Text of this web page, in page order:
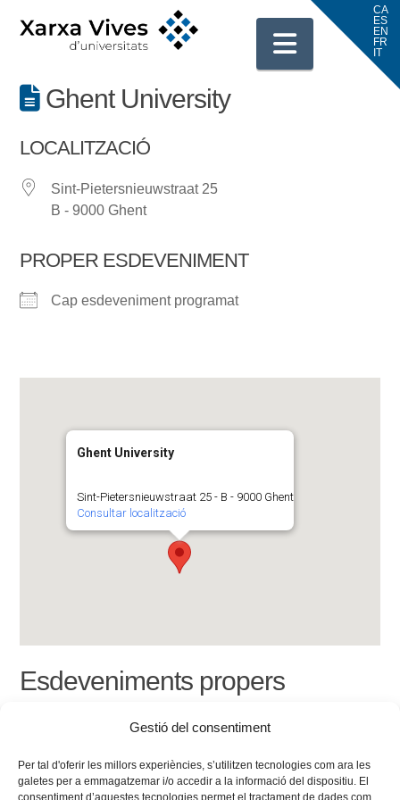
Gestió del consentiment
Per tal d'oferir les millors experiències, s’utilitzen tecnologies com ara les
galetes per a emmagatzemar i/o accedir a la informació del dispositiu. El
consentiment d’aquestes tecnologies permet el tractament de dades com
Ghent University
LOCALITZACIÓ
Sint-Pietersnieuwstraat 25
B - 9000 Ghent
PROPER ESDEVENIMENT
Cap esdeveniment programat
Ghent University
Sint-Pietersnieuwstraat 25 - B - 9000 Ghent
Consultar localització
Esdeveniments propers
<li>No hi ha esdeveniments en aquesta localització</li>